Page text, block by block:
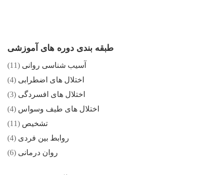
طبقه بندی دوره های آموزشی
آسیب شناسی روانی (11)
اختلال های اضطرابی (4)
اختلال های افسردگی (3)
اختلال های طیف وسواس (4)
تشخیص (11)
روابط بین فردی (4)
روان درمانی (6)